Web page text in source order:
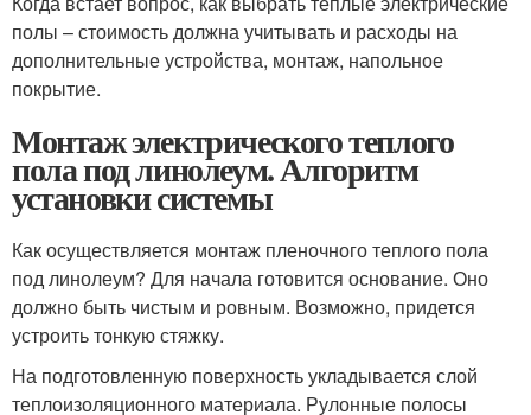
полы – стоимость должна учитывать и расходы на
дополнительные устройства, монтаж, напольное
покрытие.
Монтаж электрического теплого
пола под линолеум. Алгоритм
установки системы
Как осуществляется монтаж пленочного теплого пола
под линолеум? Для начала готовится основание. Оно
должно быть чистым и ровным. Возможно, придется
устроить тонкую стяжку.
На подготовленную поверхность укладывается слой
теплоизоляционного материала. Рулонные полосы